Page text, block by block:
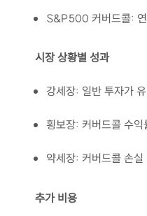
S&P500 커버드콜:
시장 상황별 성과
강세장: 일반 투자가
횡보장: 커버드콜 수
약세장: 커버드콜 손
추가 비용